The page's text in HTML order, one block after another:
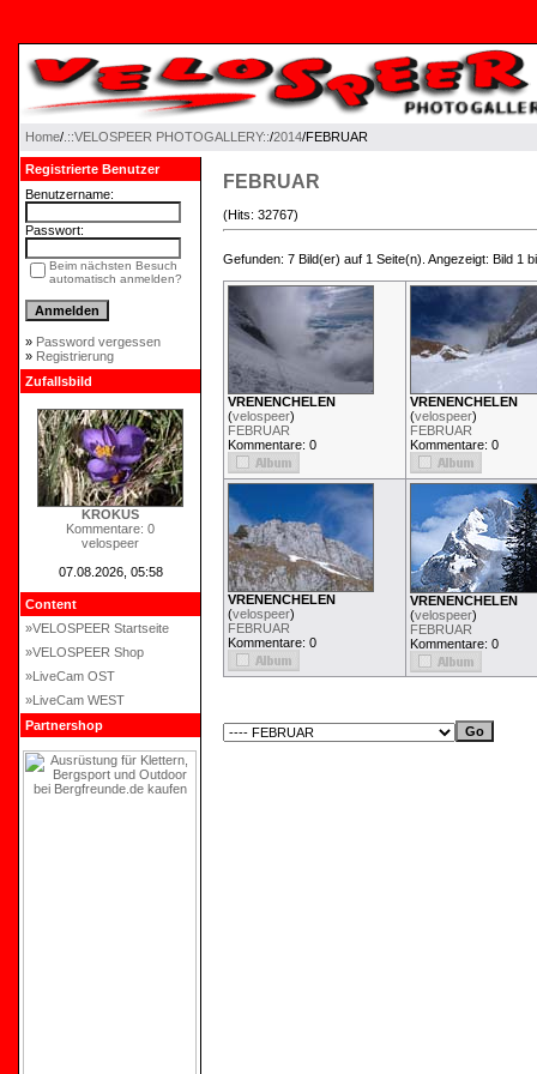
Home/ .::VELOSPEER PHOTOGALLERY::/2014/FEBRUAR
Registrierte Benutzer
Benutzername:
Passwort:
Beim nächsten Besuch
automatisch anmelden?
» Password vergessen
» Registrierung
Zufallsbild
KROKUS
Kommentare: 0
velospeer
07.08.2026, 05:58
Content
»VELOSPEER Startseite
»VELOSPEER Shop
»LiveCam OST
»LiveCam WEST
Partnershop
FEBRUAR
(Hits: 32767)
Gefunden: 7 Bild(er) auf 1 Seite(n). Angezeigt: Bild 1
VRENENCHELEN
(velospeer)
FEBRUAR
Kommentare: 0
VRENENCHELEN
(velospeer)
FEBRUAR
Kommentare: 0
VRENENCHELEN
(velospeer)
FEBRUAR
Kommentare: 0
VRENENCHELEN
(velospeer)
FEBRUAR
Kommentare: 0